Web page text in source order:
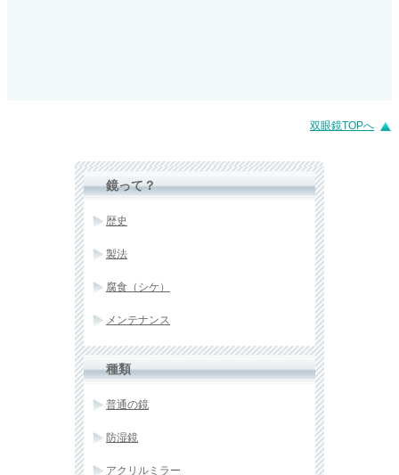
双眼鏡TOPへ
鏡って？
歴史
製法
腐食（シケ）
メンテナンス
種類
普通の鏡
防湿鏡
アクリルミラー